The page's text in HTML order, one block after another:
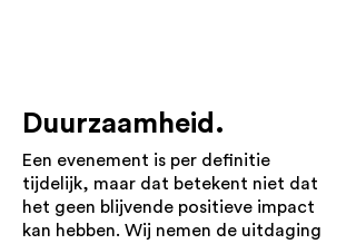
Duurzaamheid.
Een evenement is per definitie
tijdelijk, maar dat betekent niet dat
het geen blijvende positieve impact
kan hebben. Wij nemen de uitdaging